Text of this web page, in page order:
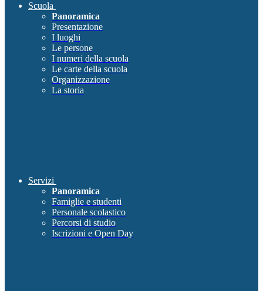
Scuola
Panoramica
Presentazione
I luoghi
Le persone
I numeri della scuola
Le carte della scuola
Organizzazione
La storia
Servizi
Panoramica
Famiglie e studenti
Personale scolastico
Percorsi di studio
Iscrizioni e Open Day